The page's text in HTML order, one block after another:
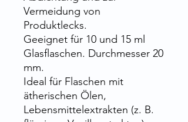
Vermeidung von
Produktlecks.
Geeignet für 10 und 15 ml
Glasflaschen. Durchmesser 20
mm.
Ideal für Flaschen mit
ätherischen Ölen,
Lebensmittelextrakten (z. B.